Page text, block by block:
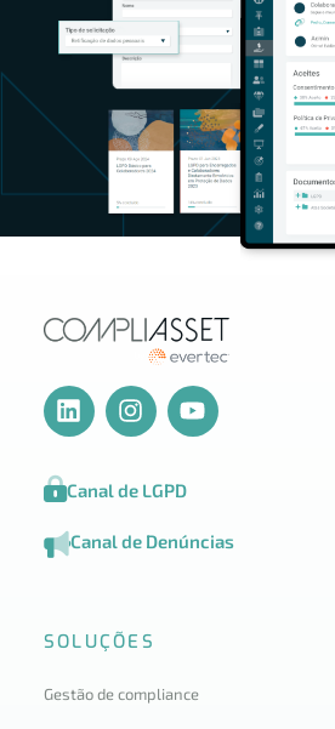
Canal de LGPD
Canal de Denúncias
SOLUÇÕES
Gestão de compliance